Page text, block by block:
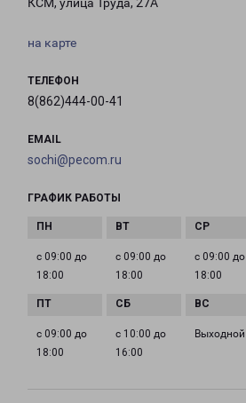
КСМ, улица Труда, 27А
на карте
ТЕЛЕФОН
8(862)444-00-41
EMAIL
sochi@pecom.ru
ГРАФИК РАБОТЫ
с 09:00 до
18:00
с 09:00 до
18:00
с 09:00 до
18:00
с 09:00 до
18:00
с 10:00 до
16:00
Выходной